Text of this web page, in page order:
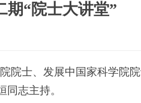
期“院士大讲堂”
士、发展中国家科学院
志主持。